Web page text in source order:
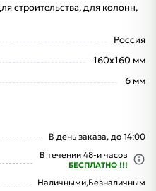
строительства, для колонн,
Россия
160x160 мм
6 мм
В день заказа, до 14:00
В течении 48-и часов
БЕСПЛАТНО !!!
Наличными,Безналичным